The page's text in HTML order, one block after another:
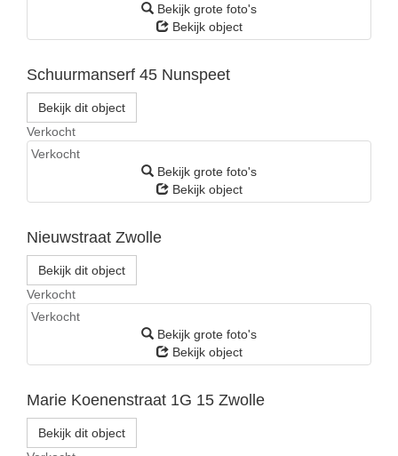
Bekijk grote foto's
Bekijk object
Schuurmanserf 45 Nunspeet
Bekijk dit object
Verkocht
Verkocht
Bekijk grote foto's
Bekijk object
Nieuwstraat Zwolle
Bekijk dit object
Verkocht
Verkocht
Bekijk grote foto's
Bekijk object
Marie Koenenstraat 1G 15 Zwolle
Bekijk dit object